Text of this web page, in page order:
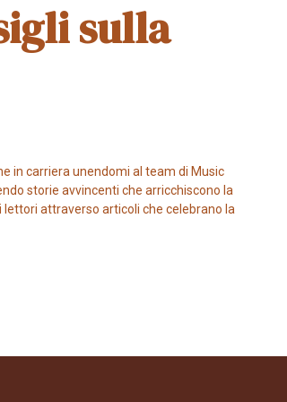
sulla
in carriera unendomi al team di Music
storie avvincenti che arricchiscono la
attraverso articoli che celebrano la